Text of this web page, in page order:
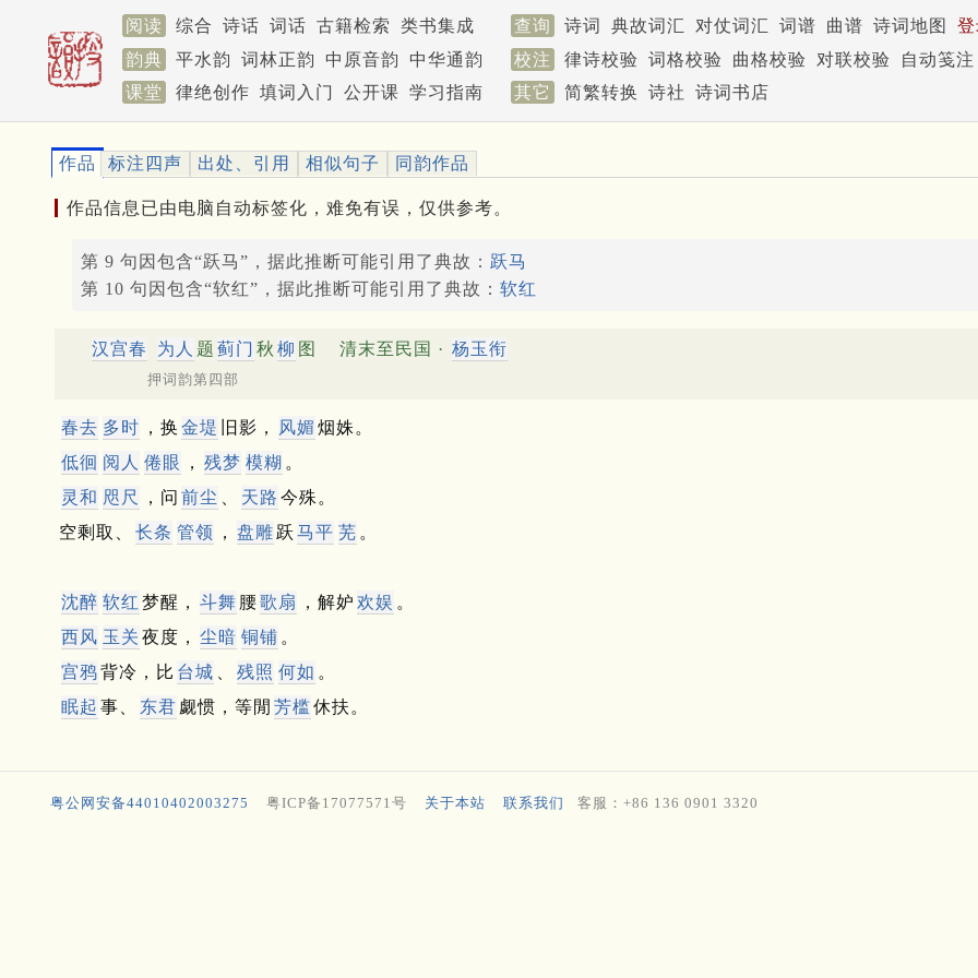
阅读 综合 诗话 词话 古籍检索 类书集成 查询 诗词 典故词汇 对仗词汇 词谱 曲谱 诗词地图
韵典
平水韵 词林正韵 中原音韵 中华通韵 校注 律诗校验 词格校验 曲格校验 对联校验
自动笺注
课堂
律绝创作 填词入门 公开课 学习指南 其它 简繁转换 诗社 诗词书店
作品 标注四声 出处、引用 相似句子 同韵作品
作品信息已由电脑自动标签化，难免有误，仅供参考。
第 9 句因包含“跃马”，据此推断可能引用了典故： 跃马
第 10 句因包含“软红”，据此推断可能引用了典故： 软红
汉宫春 为人 题 蓟门 秋 柳 图 清末至民国 · 杨玉衔
押词韵第四部
春去 多时 ，换 金堤 旧影， 风媚 烟姝。
低徊 阅人 倦眼 ， 残梦 模糊 。
灵和 咫尺 ，问 前尘 天路 今殊。
空剩取、
长条 管领 ， 盘雕 跃马平 芜 。
沈醉 软红 梦醒， 斗舞 腰歌扇 ，解妒 欢娱 。
西风 玉关 夜度， 尘暗 铜铺 。
宫鸦背冷，比 台城 残照 何如 。
眠起 事、 东君 觑惯，等閒 芳槛休扶。
粤公网安备44010402003275 粤ICP备17077571号 关于本站 联系我们 客服：+86 136 0901 3320